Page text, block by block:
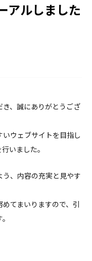
アルしました
、誠にありがとうござ
ウェブサイトを目指し
いました。
、内容の充実と見やす
てまいりますので、引